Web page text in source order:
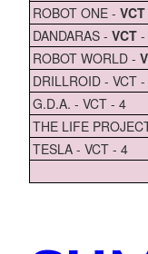
ROBOT ONE - VCT
DANDARAS - VCT-
ROBOT WORLD -
DRILLROID - VCT
G.D.A. - VCT - 4
THE LIFE
TESLA - VCT - 4